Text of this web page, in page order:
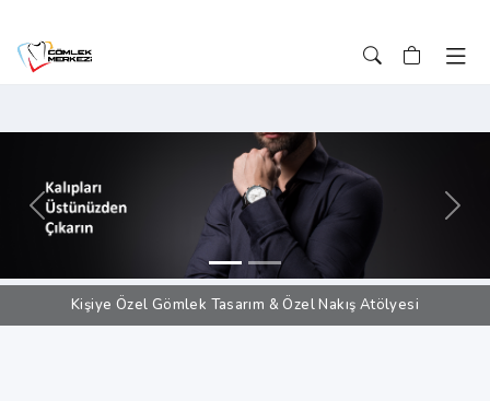
Önceki
Kişiye Özel Gömlek Tasarım & Özel Nakış Atölyesi